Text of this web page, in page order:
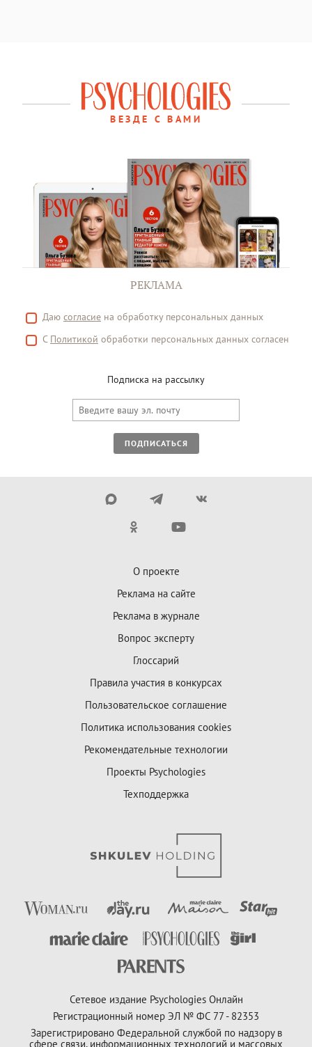
ВЕЗДЕ С ВАМИ
РЕКЛАМА
Даю согласие на обработку персональных данных
С Политикой обработки персональных данных согласен
Подписка на рассылку
ПОДПИСАТЬСЯ
О проекте
Реклама на сайте
Реклама в журнале
Вопрос эксперту
Глоссарий
Правила участия в конкурсах
Пользовательское соглашение
Политика использования cookies
Рекомендательные технологии
Проекты Psychologies
Техподдержка
Сетевое издание Psychologies Онлайн
Регистрационный номер ЭЛ № ФС 77 - 82353
Зарегистрировано Федеральной службой по надзору в
сфере связи, информационных технологий и массовых